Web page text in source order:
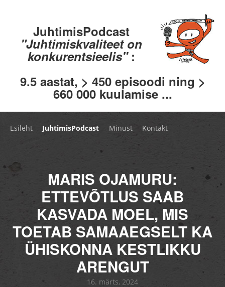
JuhtimisPodcast
"Juhtimiskvaliteet on
konkurentsieelis" :
9.5 aastat, > 450 episoodi ning >
660 000 kuulamise ...
Esileht JuhtimisPodcast Minust Kontakt
MARIS OJAMURU:
ETTEVÕTLUS SAAB
KASVADA MOEL, MIS
TOETAB SAMAAEGSELT KA
ÜHISKONNA KESTLIKKU
ARENGUT
16. märts, 2024